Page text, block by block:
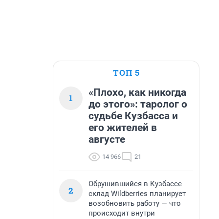
ТОП 5
1
«Плохо, как никогда
до этого»: таролог о
судьбе Кузбасса и
его жителей в
августе
14 966 21
2
Обрушившийся в Кузбассе
склад Wildberries планирует
возобновить работу — что
происходит внутри